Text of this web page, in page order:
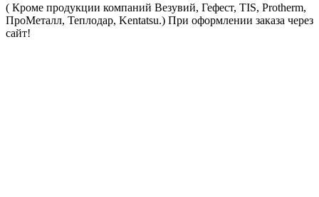
( Кроме продукции компаний Везувий, Гефест, TIS, Protherm,
ПроМеталл, Теплодар, Kentatsu.) При оформлении заказа через
сайт!